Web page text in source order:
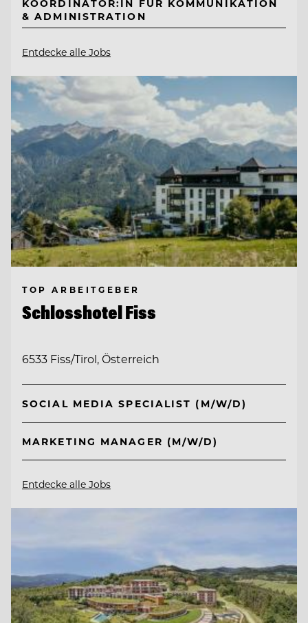
KOORDINATOR:IN FÜR KOMMUNIKATION
& ADMINISTRATION
Entdecke alle Jobs
TOP ARBEITGEBER
Schlosshotel Fiss
6533 Fiss/Tirol, Österreich
SOCIAL MEDIA SPECIALIST (M/W/D)
MARKETING MANAGER (M/W/D)
Entdecke alle Jobs